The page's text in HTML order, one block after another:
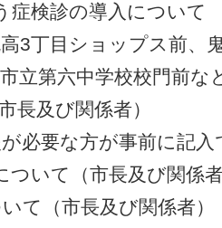
症検診の導入について
3丁目ショップス前、
立第六中学校校門前な
長及び関係者）
必要な方が事前に記
ついて（市長及び関係
て（市長及び関係者）